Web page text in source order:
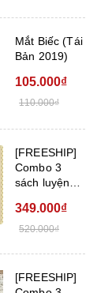
Mắt Biếc (Tái
Bản 2019)
105.000₫
110.000₫
[FREESHIP]
Combo 3
sách luyện
Thượ...
349.000₫
520.000₫
[FREESHIP]